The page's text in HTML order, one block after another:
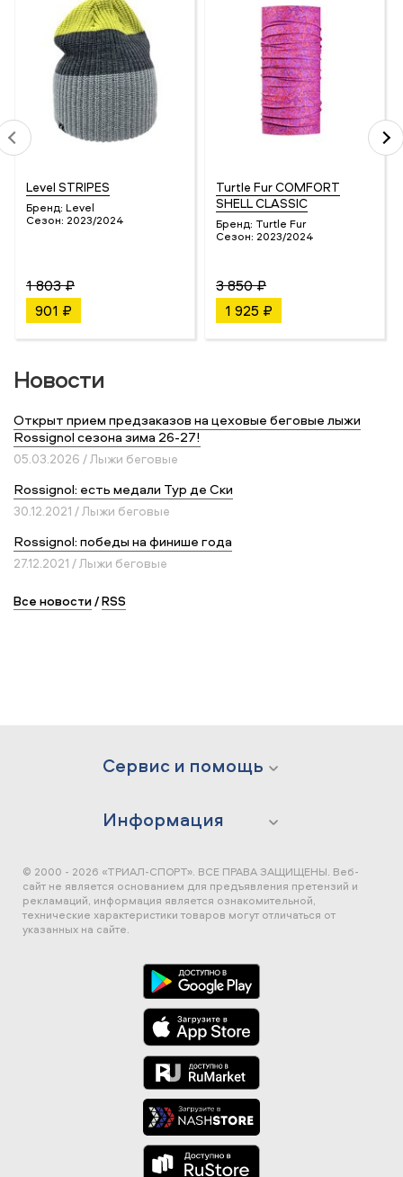
Level STRIPES
Бренд: Level
Сезон: 2023/2024
1 803 ₽
901 ₽
Turtle Fur COMFORT
SHELL CLASSIC
Бренд: Turtle Fur
Сезон: 2023/2024
3 850 ₽
1 925 ₽
Новости
Открыт прием предзаказов на цеховые беговые лыжи
Rossignol сезона зима 26-27!
05.03.2026 / Лыжи беговые
Rossignol: есть медали Тур де Ски
30.12.2021 / Лыжи беговые
Rossignol: победы на финише года
27.12.2021 / Лыжи беговые
Все новости/RSS
Сервис и помощь
Информация
© 2000 - 2026 «ТРИАЛ-СПОРТ». ВСЕ ПРАВА ЗАЩИЩЕНЫ. Веб-
сайт не является основанием для предъявления претензий и
рекламаций, информация является ознакомительной,
технические характеристики товаров могут отличаться от
указанных на сайте.